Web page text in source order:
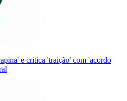
e critica 'traição' com 'acordo